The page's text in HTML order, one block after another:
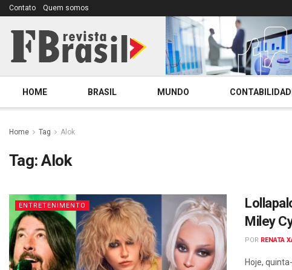
Contato Quem somos
HOME BRASIL MUNDO
Home Tag Alok
Tag:Alok
ENTRETENIMENTO
Miley
POR RENATA
Hoje,